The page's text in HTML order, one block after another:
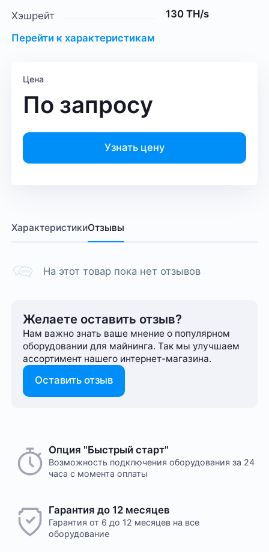
Хэшрейт
130 TH/s
Перейти к характеристикам
Цена
По запросу
Узнать цену
ХарактеристикиОтзывы
На этот товар пока нет отзывов
Желаете оставить отзыв?
Нам важно знать ваше мнение о популярном
оборудовании для майнинга. Так мы улучшаем
ассортимент нашего интернет-⁠магазина.
Оставить отзыв
Опция "Быстрый старт"
Возможность подключения оборудования за 24
часа с момента оплаты
Гарантия до 12 месяцев
Гарантия от 6 до 12 месяцев на все
оборудование